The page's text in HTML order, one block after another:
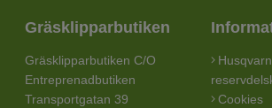
Gräsklipparbutiken
Gräsklipparbutiken C/O
Entreprenadbutiken
Transportgatan 39
Cookies